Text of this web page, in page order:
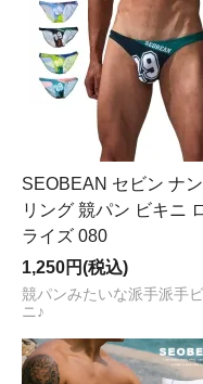
SEOBEAN セビン ナ
リング 競パン ビキニ
ライズ 080
1,250円(税込)
競パンみたいな派手派手
ニ♪